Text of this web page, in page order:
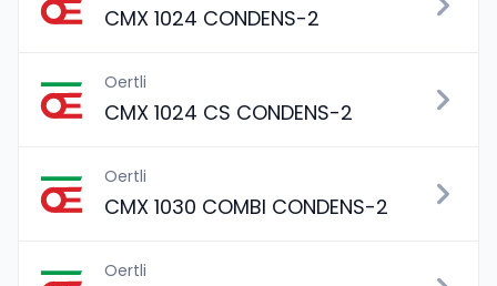
CMX 1024 CONDENS-2
Oertli
CMX 1024 CS CONDENS-2
Oertli
CMX 1030 COMBI CONDENS-2
Oertli